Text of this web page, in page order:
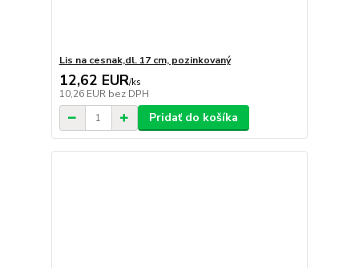
Lis na cesnak,dl. 17 cm, pozinkovaný
12,62 EUR/ks
10,26 EUR bez DPH
Pridať do košíka